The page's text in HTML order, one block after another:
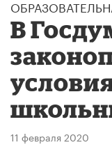
В
11 февраля 2020